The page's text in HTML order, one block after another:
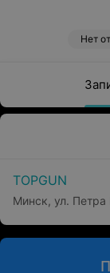
Нет
TOPGUN
Минск, ул.